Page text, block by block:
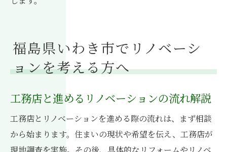
福島県いわき市でリノベーシ
ョンを考える方へ
工務店と進めるリノベーションの流れ解説
工務店とリノベーションを進める際の流れは、まず相談
から始まります。住まいの現状や希望を伝え、工務店が